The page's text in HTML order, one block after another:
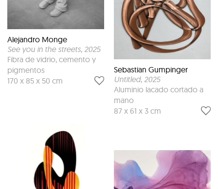
Alejandro Monge
See you in the streets, 2025
Fibra de vidrio, cemento y
pigmentos
170 x 85 x 50 cm
Sebastian Gumpinger
Untitled, 2025
Aluminio lacado cortado a
mano
87 x 61 x 3 cm